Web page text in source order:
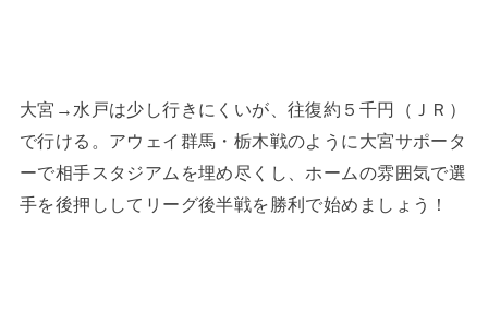
大宮→水戸は少し行きにくいが、往復約５千円（ＪＲ）
で行ける。アウェイ群馬・栃木戦のように大宮サポータ
ーで相手スタジアムを埋め尽くし、ホームの雰囲気で選
手を後押ししてリーグ後半戦を勝利で始めましょう！